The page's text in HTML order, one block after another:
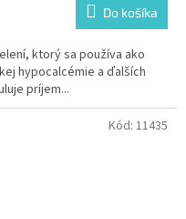
Do košíka
ktorý sa používa ako
hypocalcémie a ďalších
príjem...
Kód: 11435